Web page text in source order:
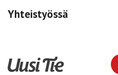
Yhteistyössä